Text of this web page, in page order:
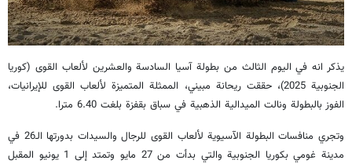
يذكر انه في اليوم الثالث من بطولة آسيا السادسة والعشرين لألعاب القوى (كوريا
الجنوبية 2025)، حققت ريحانة مبيني، الممثلة المتميزة لألعاب القوى للإيرانيات،
الفوز بالبطولة ونالت الميدالية الذهبية في سباق بقفزة بلغت 6.40 مترا.
وتجري منافسات البطولة الآسيوية لألعاب القوى للرجال والسيدات بدورتها الـ26 في
مدينة غومي بكوريا الجنوبية والتي بدأت من 27 مايو وتمتد إلى 1 يونيو المقبل